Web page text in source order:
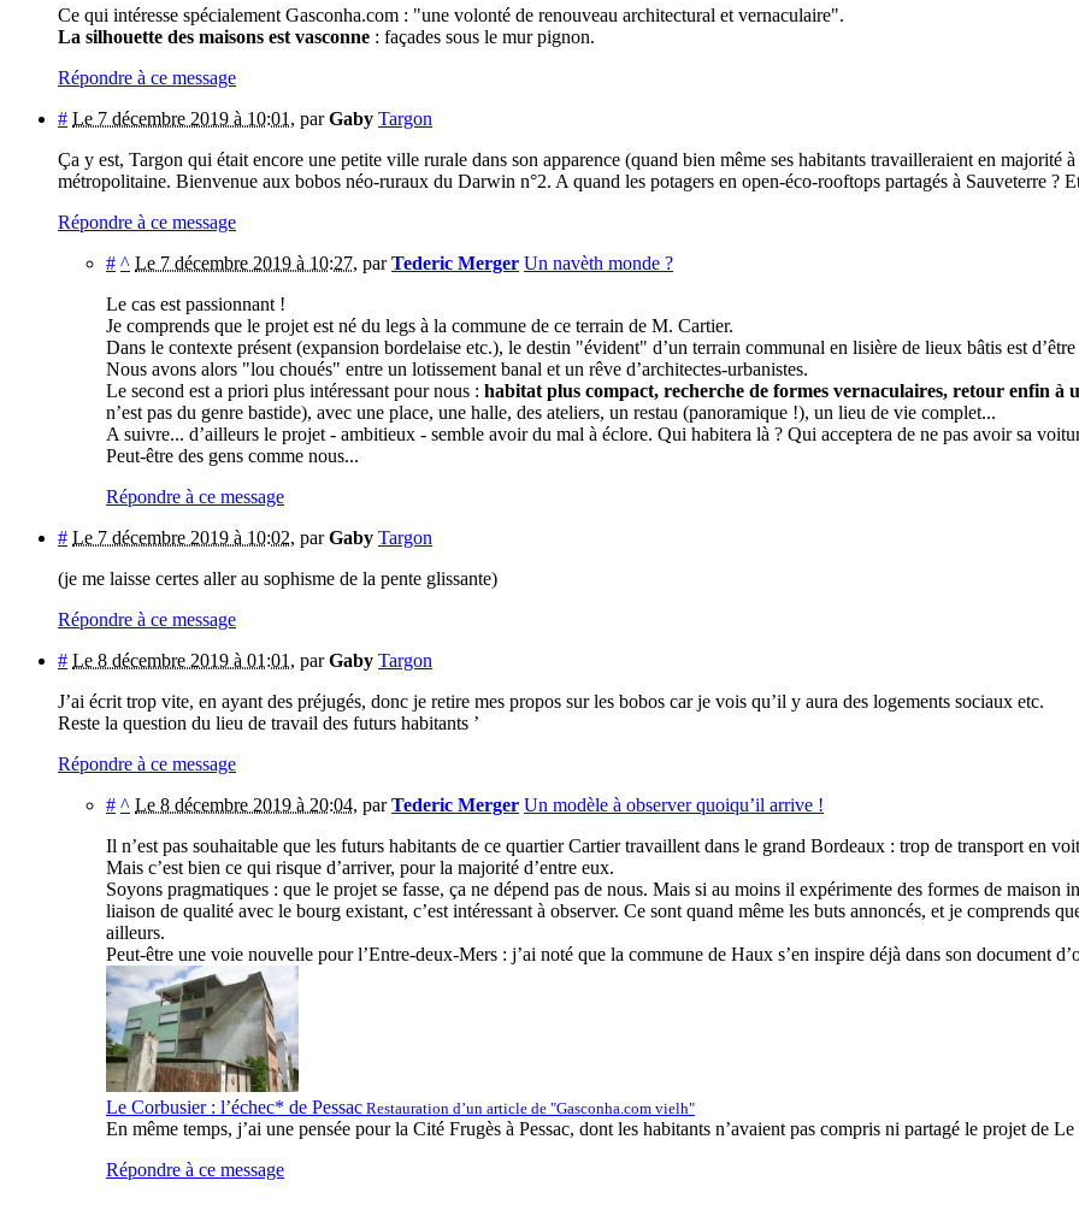
Ce qui intéresse spécialement Gasconha.com : "une volonté de renouveau architectural et vernaculaire".
La silhouette des maisons est vasconne : façades sous le mur pignon.
Répondre à ce message
# Le 7 décembre 2019 à 10:01 , parGaby Targon
Ça y est, Targon qui était encore une petite ville rurale dans son apparence (quand bien même ses habitants travailleraient en majorité
métropolitaine. Bienvenue aux bobos néo-ruraux du Darwin n°2. A quand les potagers en open-éco-rooftops partagés à Sauveterre ?
Répondre à ce message
# ^ Le 7 décembre 2019 à 10:27, parTederic Merger Un navèth monde ?
Le cas est passionnant !
Je comprends que le projet est né du legs à la commune de ce terrain de M. Cartier.
Dans le contexte présent (expansion bordelaise etc.), le destin "évident" d’un terrain communal en lisière de lieux bâtis est
Nous avons alors "lou choués" entre un lotissement banal et un rêve d’architectes-urbanistes.
Le second est a priori plus intéressant pour nous : habitat plus compact, recherche de formes vernaculaires, retour enfin à
n’est pas du genre bastide), avec une place, une halle, des ateliers, un restau (panoramique !), un lieu de vie complet...
A suivre... d’ailleurs le projet - ambitieux - semble avoir du mal à éclore. Qui habitera là ? Qui acceptera de ne pas avoir sa
Peut-être des gens comme nous...
Répondre à ce message
# Le 7 décembre 2019 à 10:02, parGaby Targon
(je me laisse certes aller au sophisme de la pente glissante)
Répondre à ce message
# Le 8 décembre 2019 à 01:01 , parGaby Targon
J’ai écrit trop vite, en ayant des préjugés, donc je retire mes propos sur les bobos car je vois qu’il y aura des logements sociaux etc.
Reste la question du lieu de travail des futurs habitants ’
Répondre à ce message
# ^ Le 8 décembre 2019 à 20:04, parTederic Merger Un modèle à observer quoiqu’il arrive !
Il n’est pas souhaitable que les futurs habitants de ce quartier Cartier travaillent dans le grand Bordeaux : trop de transport en
Mais c’est bien ce qui risque d’arriver, pour la majorité d’entre eux.
Soyons pragmatiques : que le projet se fasse, ça ne dépend pas de nous. Mais si au moins il expérimente des formes de maison
liaison de qualité avec le bourg existant, c’est intéressant à observer. Ce sont quand même les buts annoncés, et je comprends
ailleurs.
Peut-être une voie nouvelle pour l’Entre-deux-Mers : j’ai noté que la commune de Haux s’en inspire déjà dans son document
Le Corbusier : l’échec* de Pessac Restauration d’un article de "Gasconha.com vielh"
En même temps, j’ai une pensée pour la Cité Frugès à Pessac, dont les habitants n’avaient pas compris ni partagé le projet de
Répondre à ce message